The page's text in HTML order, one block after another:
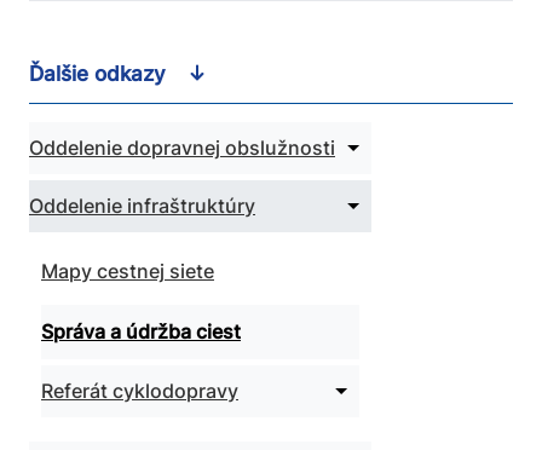
Ďalšie odkazy
Oddelenie dopravnej obslužnosti Rozbaliť
Oddelenie
Oddelenie infraštruktúry
Zbaliť
Mapy cestnej siete
Správa a údržba ciest
Referát cyklodopravy
Rozbaliť